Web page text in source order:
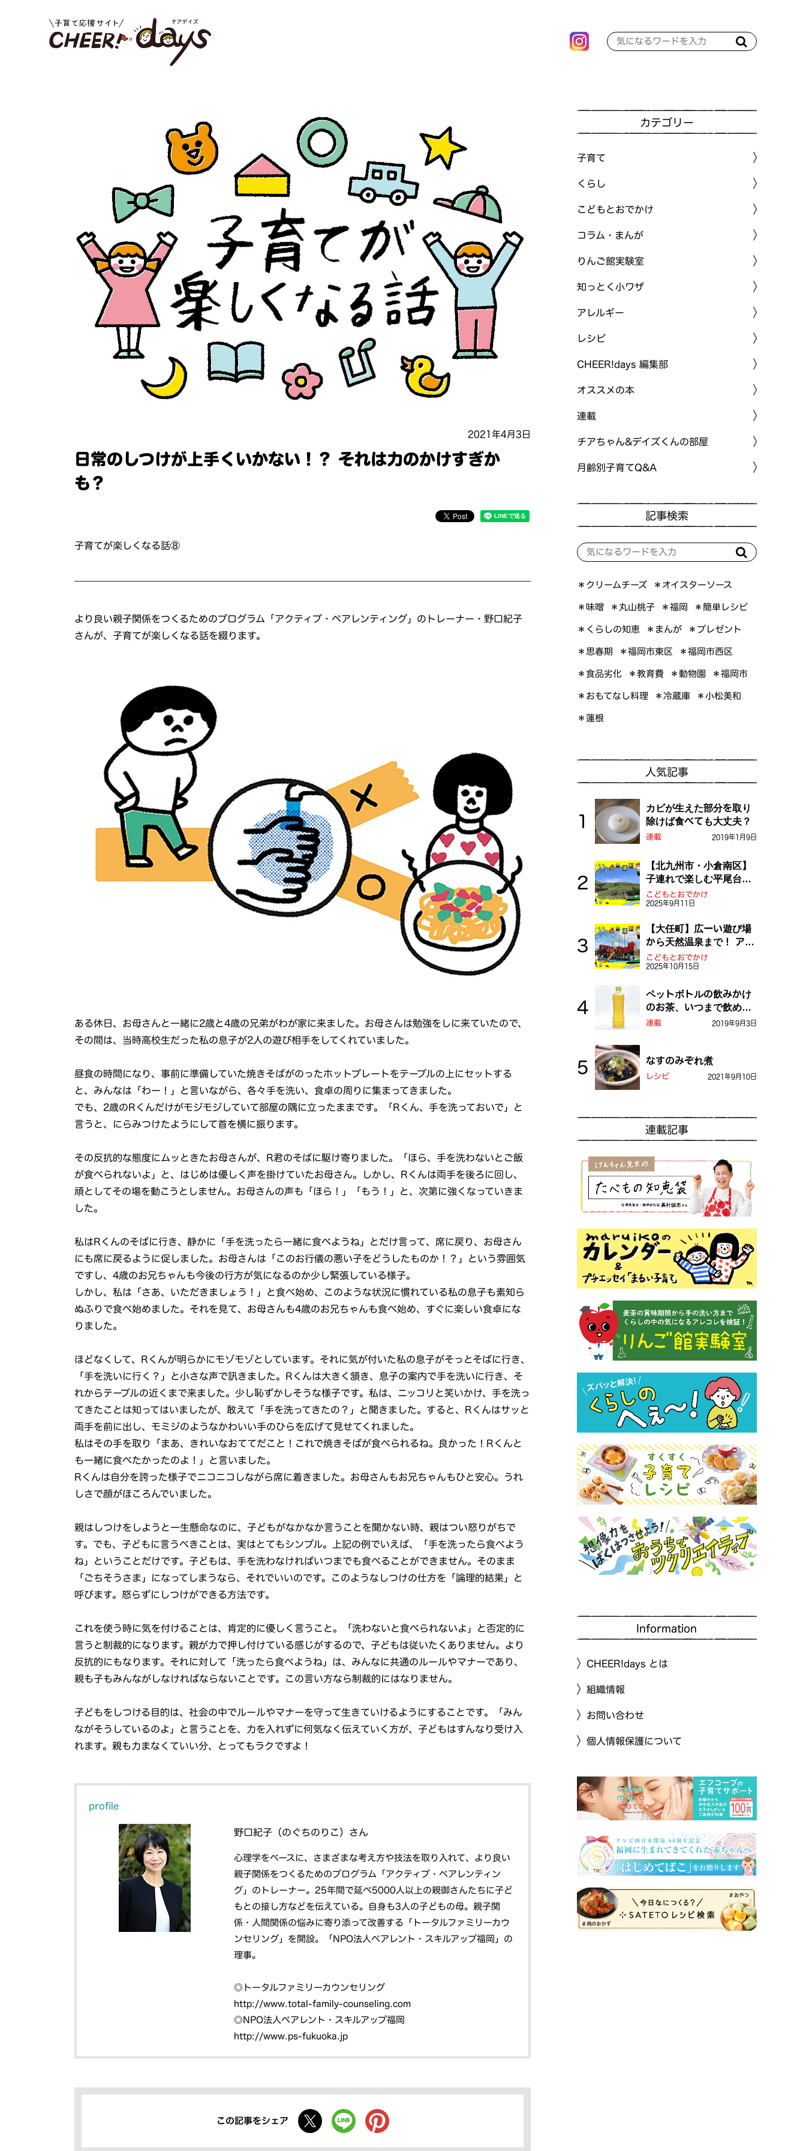
2021年4月3日
日常のしつけが上手くいかない！？ それは力のかけすぎか
も？
子育てが楽しくなる話⑧
より良い親子関係をつくるためのプログラム「アクティブ・ペアレンティング」のトレーナー・野口紀子
さんが、子育てが楽しくなる話を綴ります。
ある休日、お母さんと一緒に2歳と4歳の兄弟がわが家に来ました。お母さんは勉強をしに来ていたので、
その間は、当時高校生だった私の息子が2人の遊び相手をしてくれていました。
昼食の時間になり、事前に準備していた焼きそばがのったホットプレートをテーブルの上にセットする
と、みんなは「わー！」と言いながら、各々手を洗い、食卓の周りに集まってきました。
でも、2歳のRくんだけがモジモジしていて部屋の隅に立ったままです。「Rくん、手を洗っておいで」と
言うと、にらみつけたようにして首を横に振ります。
その反抗的な態度にムッときたお母さんが、R君のそばに駆け寄りました。「ほら、手を洗わないとご飯
が食べられないよ」と、はじめは優しく声を掛けていたお母さん。しかし、Rくんは両手を後ろに回し、
頑としてその場を動こうとしません。お母さんの声も「ほら！」「もう！」と、次第に強くなっていきま
した。
私はRくんのそばに行き、静かに「手を洗ったら一緒に食べようね」とだけ言って、席に戻り、お母さん
にも席に戻るように促しました。お母さんは「このお行儀の悪い子をどうしたものか！？」という雰囲気
ですし、4歳のお兄ちゃんも今後の行方が気になるのか少し緊張している様子。
しかし、私は「さあ、いただきましょう！」と食べ始め、このような状況に慣れている私の息子も素知ら
ぬふりで食べ始めました。それを見て、お母さんも4歳のお兄ちゃんも食べ始め、すぐに楽しい食卓にな
りました。
ほどなくして、Rくんが明らかにモゾモゾとしています。それに気が付いた私の息子がそっとそばに行き、
「手を洗いに行く？」と小さな声で訊きました。Rくんは大きく頷き、息子の案内で手を洗いに行き、そ
れからテーブルの近くまで来ました。少し恥ずかしそうな様子です。私は、ニッコリと笑いかけ、手を洗っ
てきたことは知ってはいましたが、敢えて「手を洗ってきたの？」と聞きました。すると、Rくんはサッと
両手を前に出し、モミジのようなかわいい手のひらを広げて見せてくれました。
私はその手を取り「まあ、きれいなおててだこと！これで焼きそばが食べられるね。良かった！Rくんと
も一緒に食べたかったのよ！」と言いました。
Rくんは自分を誇った様子でニコニコしながら席に着きました。お母さんもお兄ちゃんもひと安心。うれ
しさで顔がほころんでいました。
親はしつけをしようと一生懸命なのに、子どもがなかなか言うことを聞かない時、親はつい怒りがちで
す。でも、子どもに言うべきことは、実はとてもシンプル。上記の例でいえば、「手を洗ったら食べよう
ね」ということだけです。子どもは、手を洗わなければいつまでも食べることができません。そのまま
「ごちそうさま」になってしまうなら、それでいいのです。このようなしつけの仕方を「論理的結果」と
呼びます。怒らずにしつけができる方法です。
これを使う時に気を付けることは、肯定的に優しく言うこと。「洗わないと食べられないよ」と否定的に
言うと制裁的になります。親が力で押し付けている感じがするので、子どもは従いたくありません。より
反抗的にもなります。それに対して「洗ったら食べようね」は、みんなに共通のルールやマナーであり、
親も子もみんながしなければならないことです。この言い方なら制裁的にはなりません。
子どもをしつける目的は、社会の中でルールやマナーを守って生きていけるようにすることです。「みん
ながそうしているのよ」と言うことを、力を入れずに何気なく伝えていく方が、子どもはすんなり受け入
れます。親も力まなくていい分、とってもラクですよ！
profile
野口紀子（のぐちのりこ）さん
心理学をベースに、さまざまな考え方や技法を取り入れて、より良い
親子関係をつくるためのプログラム「アクティブ・ペアレンティン
グ」のトレーナー。25年間で延べ5000人以上の親御さんたちに子ど
もとの接し方などを伝えている。自身も3人の子どもの母。親子関
係・人間関係の悩みに寄り添って改善する「トータルファミリーカウ
ンセリング」を開設。「NPO法人ペアレント・スキルアップ福岡」の
理事。
◎トータルファミリーカウンセリング
http://www.total-family-counseling.com
◎NPO法人ペアレント・スキルアップ福岡
http://www.ps-fukuoka.jp
この記事をシェア
カテゴリー
子育て
くらし
こどもとおでかけ
コラム・まんが
りんご館実験室
知っとく小ワザ
アレルギー
レシピ
CHEER!days 編集部
オススメの本
連載
チアちゃん&デイズくんの部屋
月齢別子育てQ&A
記事検索
＊クリームチーズ ＊オイスターソース
＊味噌 ＊丸山桃子 ＊福岡 ＊簡単レシピ
＊くらしの知恵 ＊まんが ＊プレゼント
＊思春期 ＊福岡市東区 ＊福岡市西区
＊食品劣化 ＊教育費 ＊動物園 ＊福岡市
＊おもてなし料理 ＊冷蔵庫 ＊小松美和
＊蓮根
人気記事
カビが生えた部分を取り
除けば食べても大丈夫？
連載 2019年1月9日
【北九州市・小倉南区】
子連れで楽しむ平尾台！
ふしぎな草原や千仏鍾乳
洞を探検しよう！
こどもとおでかけ
2025年9月11日
【大任町】広ーい遊び場
から天然温泉まで！ アミ
ューズメントな道の駅・
おおとう桜街道
こどもとおでかけ
2025年10月15日
ペットボトルの飲みかけ
のお茶、いつまで飲め
る？
連載 2019年9月3日
なすのみぞれ煮
レシピ 2021年9月10日
連載記事
Information
CHEER!days とは
組織情報
お問い合わせ
個人情報保護について